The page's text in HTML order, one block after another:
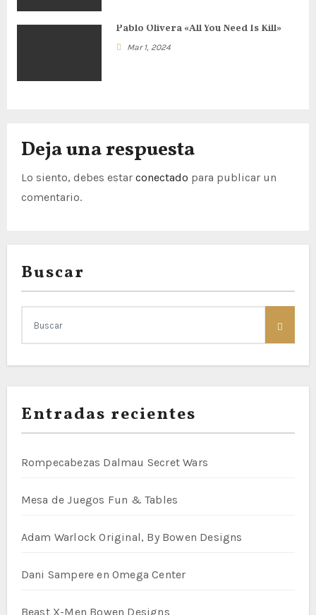
e
t
a
d
a
Pablo Olivera «All You Need Is Kill»
Mar 1, 2024
Deja una respuesta
Lo siento, debes estarconectado para publicar un
comentario.
Buscar
Entradas recientes
Rompecabezas Dalmau Secret Wars
Mesa de Juegos Fun & Tables
Adam Warlock Original, By Bowen Designs
Dani Sampere en Omega Center
Beast X-Men Bowen Designs